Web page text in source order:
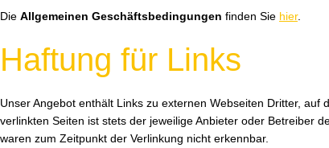
Die Allgemeinen Geschäftsbedingungen finden Sie hier.
Haftung für Links
Unser Angebot enthält Links zu externen Webseiten Dritter,
verlinkten Seiten ist stets der jeweilige Anbieter oder Betreiber
waren zum Zeitpunkt der Verlinkung nicht erkennbar.